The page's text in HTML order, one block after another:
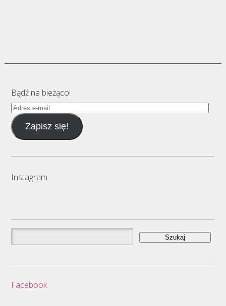
Bądź na bieżąco!
Adres
e-
mailZapisz się!
Instagram
Szukaj:
Facebook